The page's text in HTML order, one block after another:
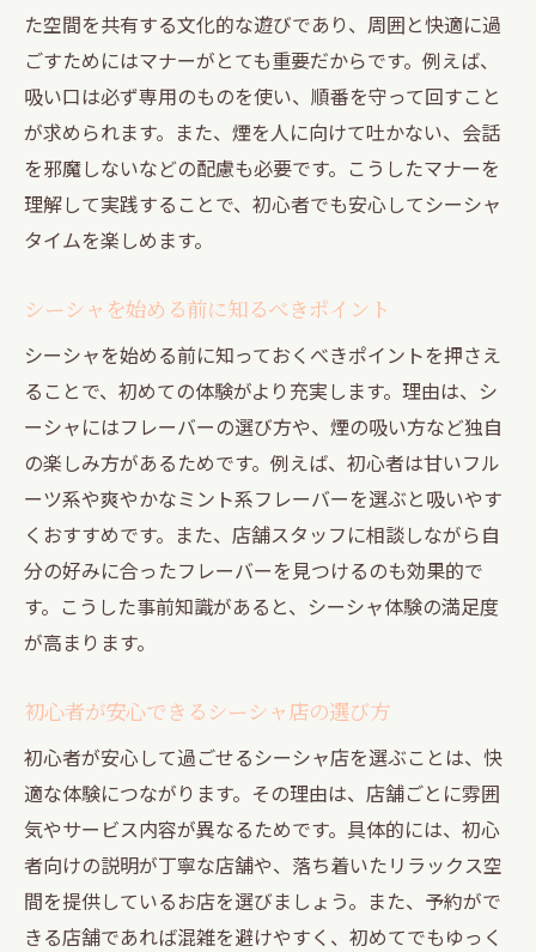
た空間を共有する文化的な遊びであり、周囲と快適に過
ごすためにはマナーがとても重要だからです。例えば、
吸い口は必ず専用のものを使い、順番を守って回すこと
が求められます。また、煙を人に向けて吐かない、会話
を邪魔しないなどの配慮も必要です。こうしたマナーを
理解して実践することで、初心者でも安心してシーシャ
タイムを楽しめます。
シーシャを始める前に知るべきポイント
シーシャを始める前に知っておくべきポイントを押さえ
ることで、初めての体験がより充実します。理由は、シ
ーシャにはフレーバーの選び方や、煙の吸い方など独自
の楽しみ方があるためです。例えば、初心者は甘いフル
ーツ系や爽やかなミント系フレーバーを選ぶと吸いやす
くおすすめです。また、店舗スタッフに相談しながら自
分の好みに合ったフレーバーを見つけるのも効果的で
す。こうした事前知識があると、シーシャ体験の満足度
が高まります。
初心者が安心できるシーシャ店の選び方
初心者が安心して過ごせるシーシャ店を選ぶことは、快
適な体験につながります。その理由は、店舗ごとに雰囲
気やサービス内容が異なるためです。具体的には、初心
者向けの説明が丁寧な店舗や、落ち着いたリラックス空
間を提供しているお店を選びましょう。また、予約がで
きる店舗であれば混雑を避けやすく、初めてでもゆっく